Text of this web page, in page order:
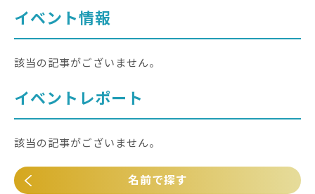
イベント情報
該当の記事がございません。
イベントレポート
該当の記事がございません。
名前で探す